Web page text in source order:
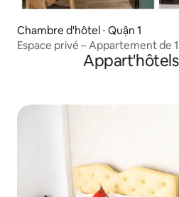
Chambre d'hôtel ⋅ Quận 1
Espace privé – Appartement de